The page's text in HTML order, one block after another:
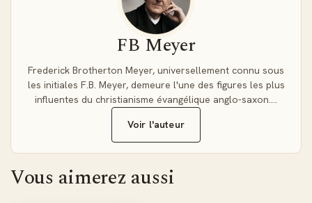
Le format PDF préserve fidèlement la mise en page
originale de cette œuvre académique, idéal pour l'étude
approfondie et les références précises. Parfait pour
théologique personnelle.
FB Meyer
Frederick Brotherton Meyer, universellement connu sous
les initiales F.B. Meyer, demeure l'une des figures les plus
influentes du christianisme évangélique anglo-saxon.…
Voir l'auteur
Vous aimerez aussi